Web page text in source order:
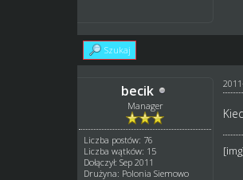
Szukaj
becik
Manager
Liczba postów: 76
Liczba wątków: 15
Dołączył: Sep 2011
Drużyna: Polonia Siemowo